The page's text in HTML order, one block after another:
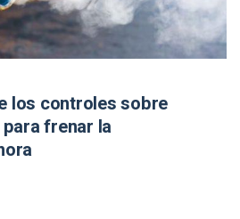
los controles sobre
frenar la